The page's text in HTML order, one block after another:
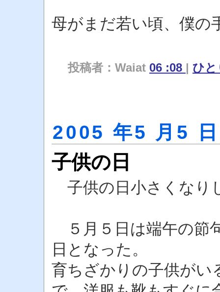
母がまだ若い頃、僕
投稿者：Waiat 06 :08 | ひ
2005 年5 月5 日
子供の日
子供の日小さくなり
５月５日は端午の節
日となった。
育ちざかりの子供がい